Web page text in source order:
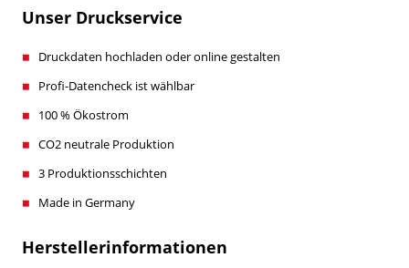
Unser Druckservice
Druckdaten hochladen oder online gestalten
Profi-Datencheck ist wählbar
100 % Ökostrom
CO2 neutrale Produktion
3 Produktionsschichten
Made in Germany
Herstellerinformationen